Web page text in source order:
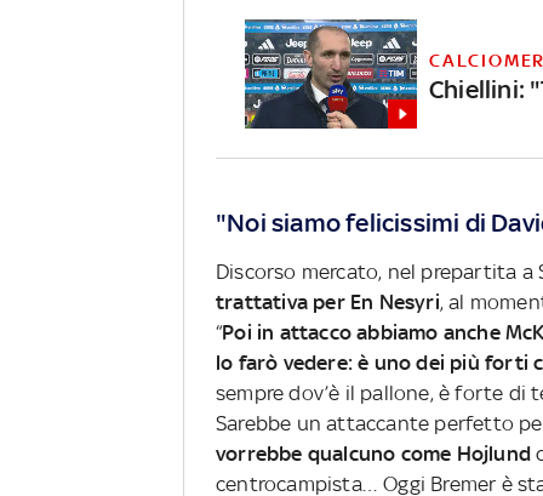
Chiellini:
"Noi siamo felicissimi di
Discorso mercato, nel prepartita a
trattativa per En Nesyri, al
“Poi in attacco abbiamo anche
lo farò vedere: è uno dei più forti
sempre dov’è il pallone, è forte di
Sarebbe un attaccante perfetto
vorrebbe qualcuno come Hojlund
centrocampista… Oggi Bremer è